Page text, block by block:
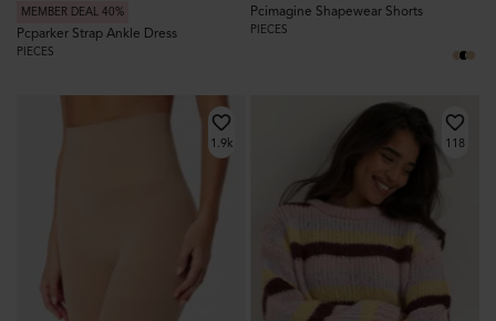
MEMBER DEAL 40%
Pcparker Strap Ankle Dress
PIECES
Pcimagine Shapewear Shorts
PIECES
1.9k 118